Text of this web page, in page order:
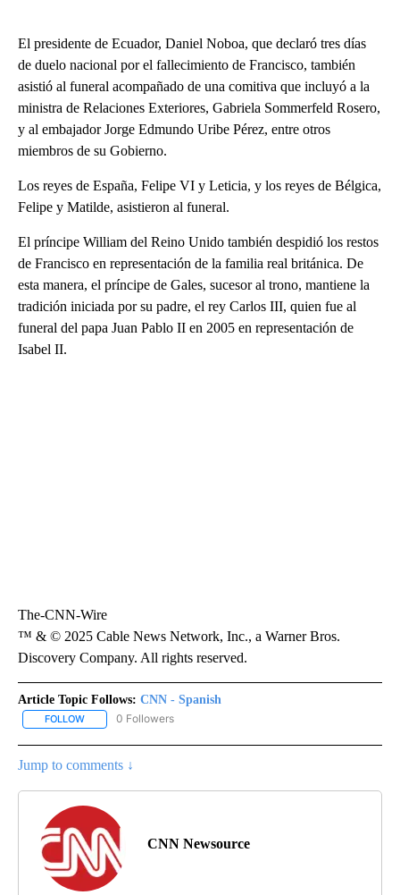
El presidente de Ecuador, Daniel Noboa, que declaró tres días
de duelo nacional por el fallecimiento de Francisco, también
asistió al funeral acompañado de una comitiva que incluyó a la
ministra de Relaciones Exteriores, Gabriela Sommerfeld Rosero,
y al embajador Jorge Edmundo Uribe Pérez, entre otros
miembros de su Gobierno.
Los reyes de España, Felipe VI y Leticia, y los reyes de Bélgica,
Felipe y Matilde, asistieron al funeral.
El príncipe William del Reino Unido también despidió los restos
de Francisco en representación de la familia real británica. De
esta manera, el príncipe de Gales, sucesor al trono, mantiene la
tradición iniciada por su padre, el rey Carlos III, quien fue al
funeral del papa Juan Pablo II en 2005 en representación de
Isabel II.
The-CNN-Wire
™ & © 2025 Cable News Network, Inc., a Warner Bros.
Discovery Company. All rights reserved.
Article Topic Follows: CNN - Spanish
FOLLOW FOLLOW "CNN - SPANISH" TO RECEIVE NOTIFICATIONS ABOUT
0 Followers
Jump to comments ↓
CNN Newsource